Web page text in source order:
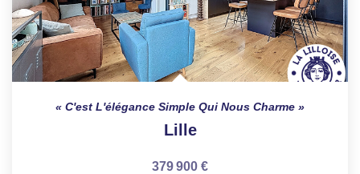
C'est L'élégance Simple Qui Nous Charme
Lille
379 900 €